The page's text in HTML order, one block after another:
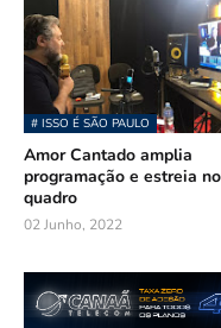
# ISSO É SÃO PAULO
Amor Cantado amplia
programação e estreia
quadro
02 Junho, 2022